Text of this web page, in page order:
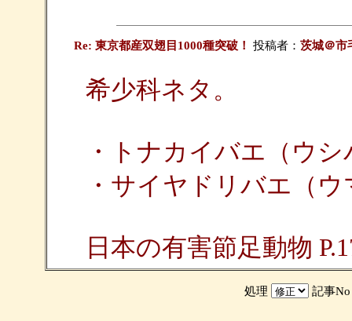
Re: 東京都産双翅目1000種突破！ 投稿者： 茨城＠市
希少科ネタ。
・トナカイバエ（ウ
・サイヤドリバエ（
日本の有害節足動物
処理 記事